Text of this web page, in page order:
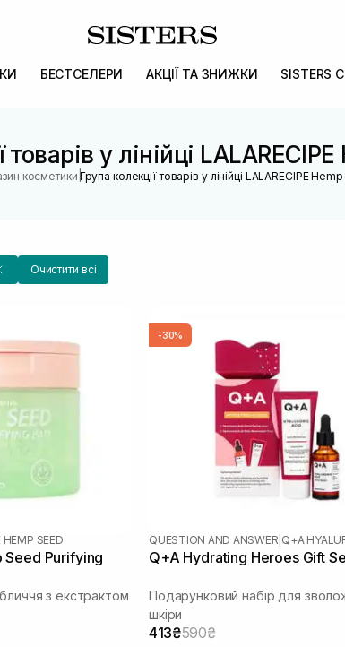
БЕСТСЕЛЕРИ АКЦІЇ ТА ЗНИЖКИ SISTERS
товарів у лінійці
косметики |Група колекції товарів у лінійці LALARECIPE
Очистити всі
HEMP SEED
Seed Purifying
з екстрактом
-30%
QUESTION AND ANSWER Q+A
Q+A Hydrating Heroes Gift
Подарунковий набір для
шкіри
413₴590₴